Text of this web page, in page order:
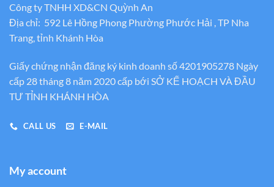
Công ty TNHH XD&CN Quỳnh An
Địa chỉ: 592 Lê Hồng Phong Phường Phước Hải , TP Nha
Trang, tỉnh Khánh Hòa
Giấy chứng nhận đăng ký kinh doanh số 4201905278 Ngày
cấp 28 tháng 8 năm 2020 cấp bới SỞ KẾ HOẠCH VÀ ĐẦU
TƯ TỈNH KHÁNH HÒA
CALL US E-MAIL
My account